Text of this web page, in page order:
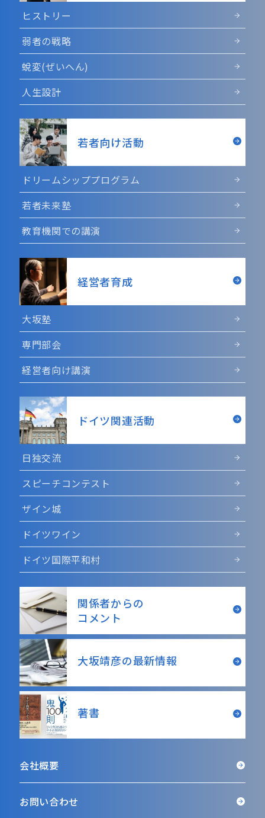
ヒストリー
弱者の戦略
蛻変(ぜいへん)
人生設計
若者向け活動
ドリームシッププログラム
若者未来塾
教育機関での講演
経営者育成
大坂塾
専門部会
経営者向け講演
ドイツ関連活動
日独交流
スピーチコンテスト
ザイン城
ドイツワイン
ドイツ国際平和村
関係者からの
コメント
大坂靖彦の最新情報
著書
会社概要
お問い合わせ